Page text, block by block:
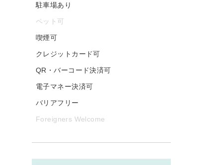
駐車場あり
ペット可
喫煙可
クレジットカード可
QR・バーコード決済可
電子マネー決済可
バリアフリー
Foreigners Welcome